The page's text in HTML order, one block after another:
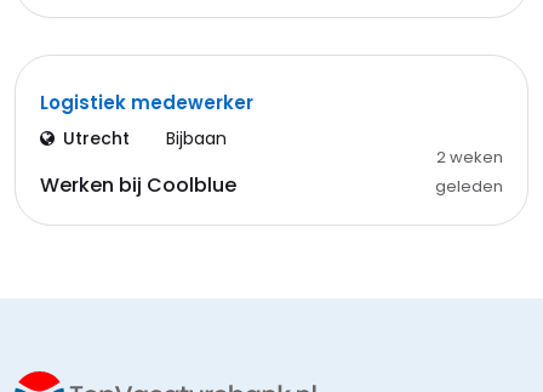
Logistiek medewerker
Utrecht Bijbaan
Werken bij Coolblue
2 weken
geleden